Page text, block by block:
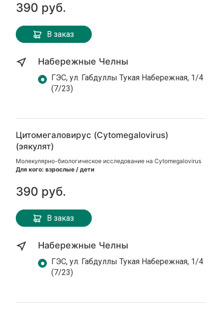
390 руб.
В заказ
Набережные Челны
ГЭС, ул. Габдуллы Тукая Набережная, 1/4
(7/23)
Цитомегаловирус (Cytomegalovirus)
(эякулят)
Молекулярно-биологическое исследование на Cytomegalovirus
Для кого: взрослые / дети
390 руб.
В заказ
Набережные Челны
ГЭС, ул. Габдуллы Тукая Набережная, 1/4
(7/23)